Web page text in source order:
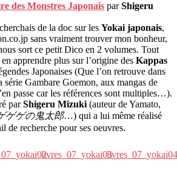
des Monstres Japonais parShigeru
de la doc sur les Yokai japonais,
sans vraiment trouver mon bonheur,
sort ce petit Dico en 2 volumes. Tout
apprendre plus sur l’origine des Kappas
Japonaises (Que l’on retrouve dans
série Gambare Goemon, aux mangas de
passe car les références sont multiples…).
parShigeru Mizuki(auteur de Yamato,
ゲゲの鬼太郎…) qui a lui même réalisé
de recherche pour ses oeuvres.
livres_07_yokai03livres_07_yokai04